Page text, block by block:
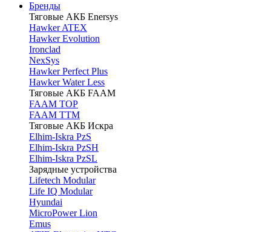
Бренды
Тяговые АКБ Enersys
Hawker ATEX
Hawker Evolution
Ironclad
NexSys
Hawker Perfect Plus
Hawker Water Less
Тяговые АКБ FAAM
FAAM TOP
FAAM TTM
Тяговые АКБ Искра
Elhim-Iskra PzS
Elhim-Iskra PzSH
Elhim-Iskra PzSL
Зарядные устройства
Lifetech Modular
Life IQ Modular
Hyundai
MicroPower Lion
Emus